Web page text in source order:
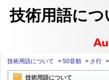
技術用語につ
技術用語について > 50音順 > さ行 >
技術用語について